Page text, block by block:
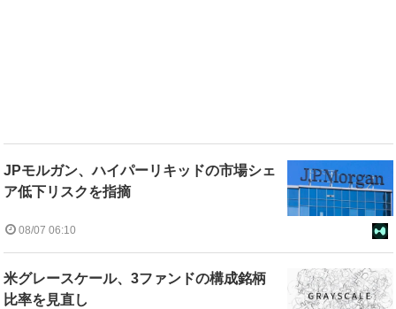
JPモルガン、ハイパーリキッドの市場シェ
ア低下リスクを指摘
08/07 06:10
米グレースケール、3ファンドの構成銘柄
比率を見直し